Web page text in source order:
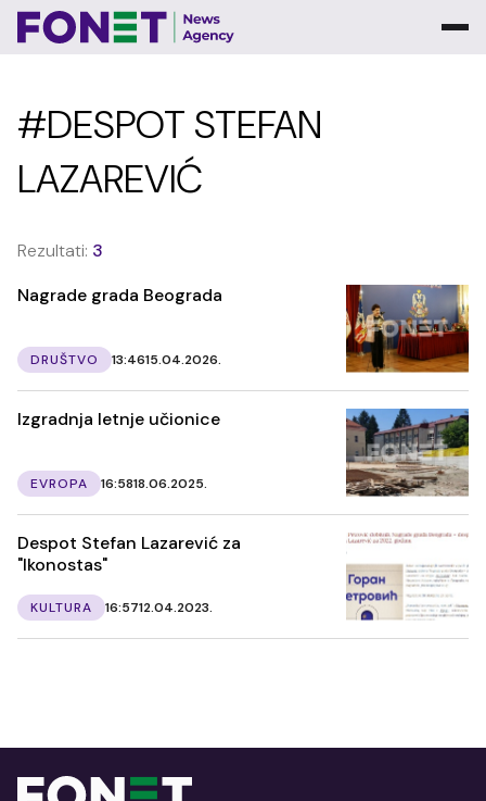
#DESPOT STEFAN
LAZAREVIĆ
Rezultati: 3
Nagrade grada Beograda
DRUŠTVO 13:4615.04.2026.
Izgradnja letnje učionice
EVROPA 16:5818.06.2025.
Despot Stefan Lazarević za
"Ikonostas"
KULTURA 16:5712.04.2023.